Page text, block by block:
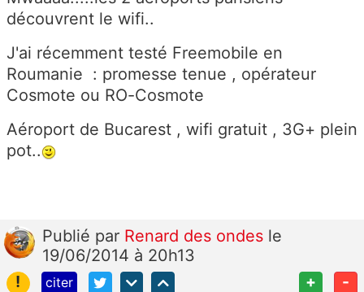
découvrent le wifi..
J'ai récemment testé Freemobile en
Roumanie : promesse tenue , opérateur
Cosmote ou RO-Cosmote
Aéroport de Bucarest , wifi gratuit , 3G+ plein
pot..
Publié par Renard des ondes le
19/06/2014 à 20h13
!
citer + -